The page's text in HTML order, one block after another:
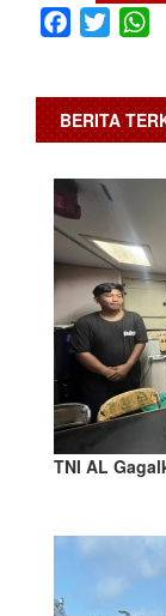
Facebook
Twitter
BERITA
TNI AL